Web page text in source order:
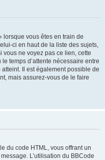
lorsque vous êtes en train de
ci en haut de la liste des sujets,
ne voyez pas ce lien, cette
temps d’attente nécessaire entre
Il est également possible de
mais assurez-vous de le faire
du code HTML, vous offrant un
L’utilisation du BBCode